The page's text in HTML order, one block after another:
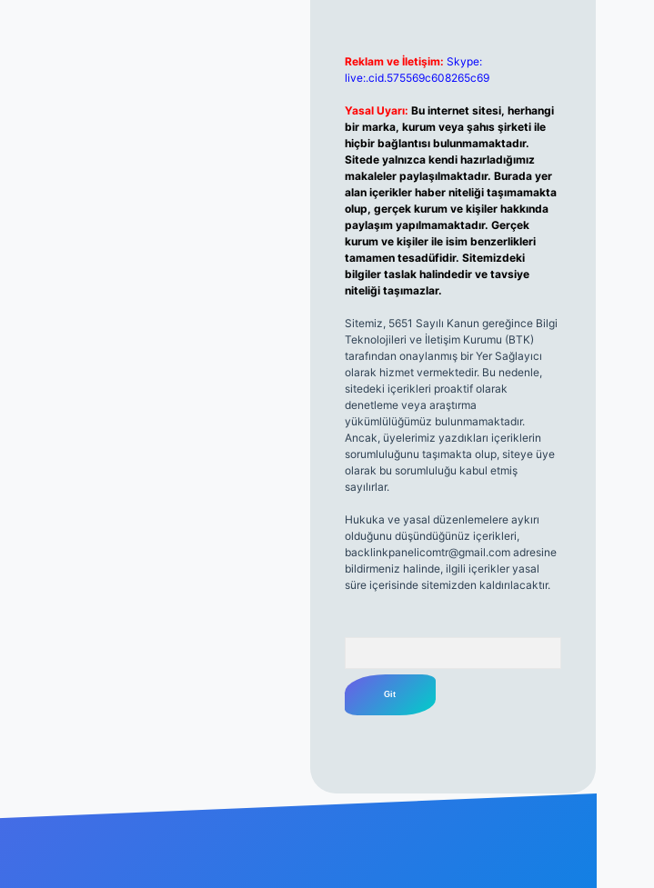
Reklam ve İletişim: Skype:
live:.cid.575569c608265c69
Yasal Uyarı: Bu internet sitesi, herhangi
bir marka, kurum veya şahıs şirketi ile
hiçbir bağlantısı bulunmamaktadır.
Sitede yalnızca kendi hazırladığımız
makaleler paylaşılmaktadır. Burada yer
alan içerikler haber niteliği taşımamakta
olup, gerçek kurum ve kişiler hakkında
paylaşım yapılmamaktadır. Gerçek
kurum ve kişiler ile isim benzerlikleri
tamamen tesadüfidir. Sitemizdeki
bilgiler taslak halindedir ve tavsiye
niteliği taşımazlar.
Sitemiz, 5651 Sayılı Kanun gereğince Bilgi
Teknolojileri ve İletişim Kurumu (BTK)
tarafından onaylanmış bir Yer Sağlayıcı
olarak hizmet vermektedir. Bu nedenle,
sitedeki içerikleri proaktif olarak
denetleme veya araştırma
yükümlülüğümüz bulunmamaktadır.
Ancak, üyelerimiz yazdıkları içeriklerin
sorumluluğunu taşımakta olup, siteye üye
olarak bu sorumluluğu kabul etmiş
sayılırlar.
Hukuka ve yasal düzenlemelere aykırı
olduğunu düşündüğünüz içerikleri,
backlinkpanelicomtr@gmail.comadresine
bildirmeniz halinde, ilgili içerikler yasal
süre içerisinde sitemizden kaldırılacaktır.